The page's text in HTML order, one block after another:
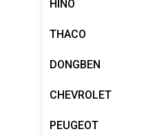
HINO
THACO
DONGBEN
CHEVROLET
PEUGEOT